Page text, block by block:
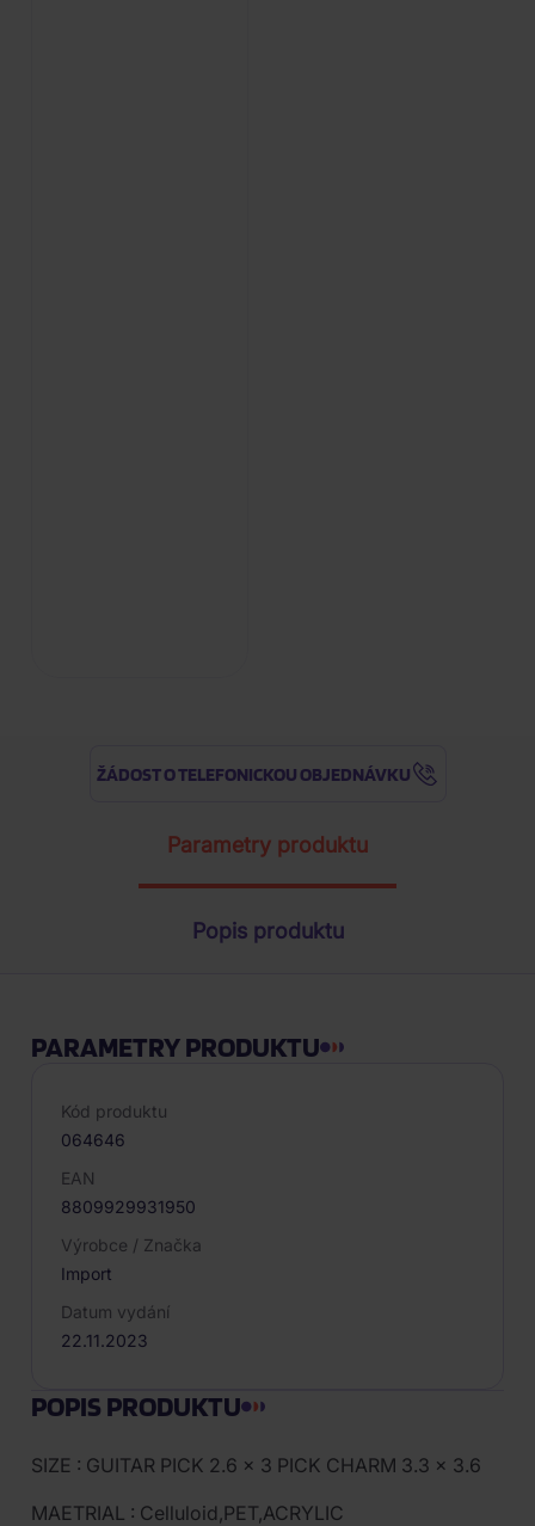
Parametry produktu
Popis produktu
ŽÁDOST O TELEFONICKOU OBJEDNÁVKU
PARAMETRY PRODUKTU
Kód produktu
064646
EAN
8809929931950
Výrobce / Značka
Import
Datum vydání
22.11.2023
POPIS PRODUKTU
SIZE : GUITAR PICK 2.6 x 3 PICK CHARM 3.3 x 3.6
MAETRIAL : Celluloid,PET,ACRYLIC